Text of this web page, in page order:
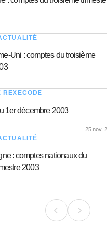
Uni : comptes du troisième
REXECODE
1er décembre 2003
25 nov.
: comptes nationaux du
2003